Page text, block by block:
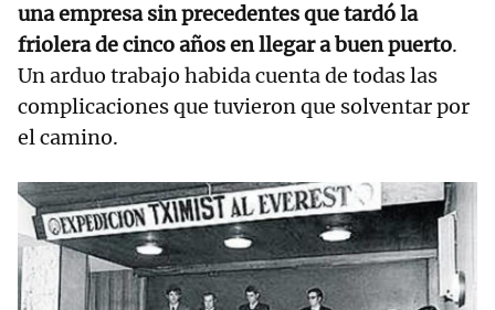
una empresa sin precedentes que tardó la
friolera de cinco años en llegar a buen puerto.
Un arduo trabajo habida cuenta de todas las
complicaciones que tuvieron que solventar por
el camino.